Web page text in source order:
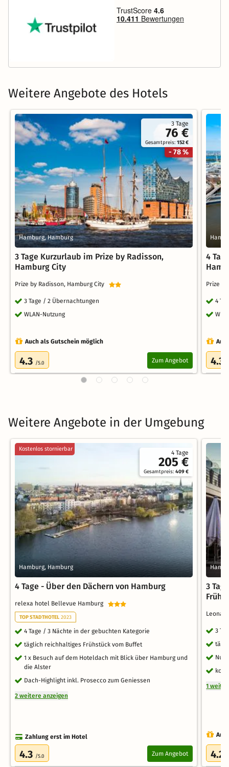
Weitere Angebote des Hotels
3 Tage
76 €
Gesamtpreis:152 €
- 78 %
Hamburg, Hamburg
3 Tage Kurzurlaub im Prize by Radisson,
Hamburg City
Prize by Radisson, Hamburg City
3 Tage / 2 Übernachtungen
WLAN-Nutzung
Auch als Gutschein möglich
4.3 /5.0 Zum Angebot
4
Prize
4
4.3
Weitere Angebote in der Umgebung
4 Tage
205 €
Gesamtpreis:409 €
Kostenlos stornierbar
Hamburg, Hamburg
4 Tage - Über den Dächern von Hamburg
relexa hotel Bellevue Hamburg
TOP STADTHOTEL 2023
4 Tage / 3 Nächte in der gebuchten Kategorie
täglich reichhaltiges Frühstück vom Buffet
1 x Besuch auf dem Hoteldach mit Blick über Hamburg und
die Alster
Dach-Highlight inkl. Prosecco zum Geniessen
2 weitere anzeigen
Zahlung erst im Hotel
4.3 /5.0 Zum Angebot
3
3
1
4.2